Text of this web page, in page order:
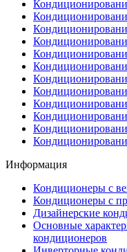
Информация
Кондиционеры с
Кондиционеры с
Дизайнерские
Основные
кондиционеров